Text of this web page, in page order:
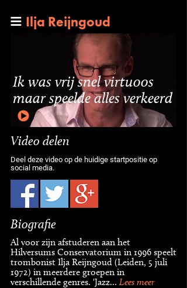
Ilja Reijngoud
Ik was vrij snel virtuoos
maar speelde alles verkeerd
Video delen
Deel deze video op de huidige startpositie op
social media.
Biografie
Al voor zijn afstuderen aan het
Hilversums Conservatorium in 1996 speelt
trombonist Ilja Reijngoud (Leiden, 5 juli
1972) in meerdere groepen in
verschillende genres. 'Jazz... Lees meer